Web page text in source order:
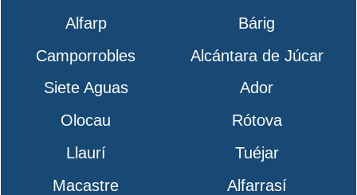
Alfarp
Bárig
Camporrobles
Alcántara de Júcar
Siete Aguas
Ador
Olocau
Rótova
Llaurí
Tuéjar
Macastre
Alfarrasí